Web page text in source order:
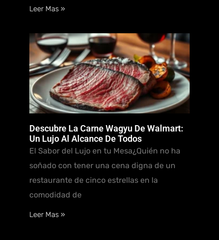
Leer Mas »
Descubre La Carne Wagyu De Walmart:
Un Lujo Al Alcance De Todos
El Sabor del Lujo en tu Mesa¿Quién no ha
soñado con tener una cena digna de un
restaurante de cinco estrellas en la
comodidad de
Leer Mas »